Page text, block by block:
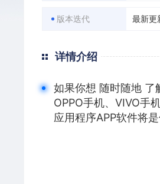
版本迭代 最新更
详情介绍
如果你想 随时随地 了
OPPO手机、VIVO手
应用程序APP软件将是